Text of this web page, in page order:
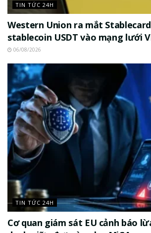
TIN TỨC 24H
Western Union ra mắt
stablecoin USDT vào mạng lưới
06/08/2026
TIN TỨC 24H
Cơ quan giám sát EU cảnh báo